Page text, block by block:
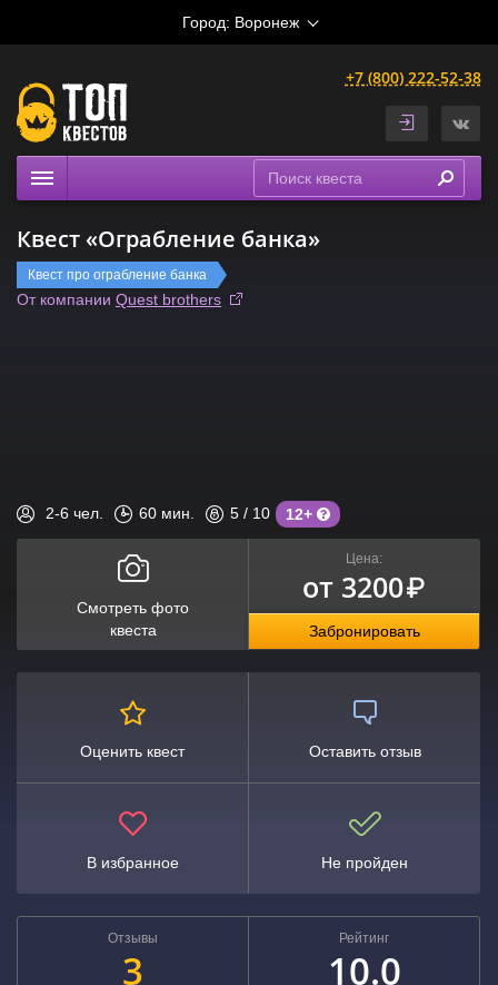
Город: Воронеж
+7 (800) 222-52-38
Расписание
Рейтинги
Квест «Ограбление банка»
Квест про ограбление банка
От компании Quest brothers
2-6 чел. 60 мин. 5 / 10 12+
Смотреть фото
квеста
Цена:
от 3200₽
Забронировать
Оценить квест Оставить отзыв
В избранное Не пройден
Отзывы
3
Рейтинг
10.0